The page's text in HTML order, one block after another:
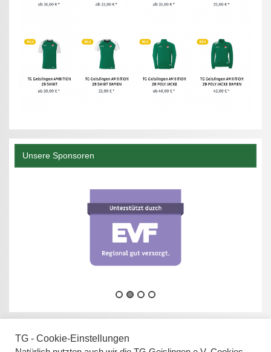
Unsere Sponsoren
TG - Cookie-Einstellungen